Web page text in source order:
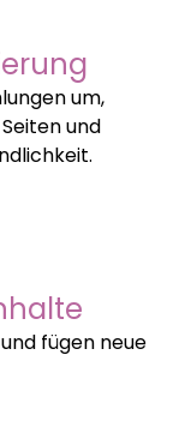
um,
und
fügen neue